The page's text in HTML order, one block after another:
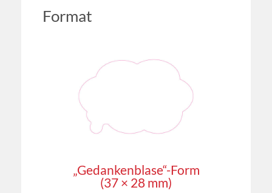
Format
„Gedankenblase“-Form
(37 × 28 mm)